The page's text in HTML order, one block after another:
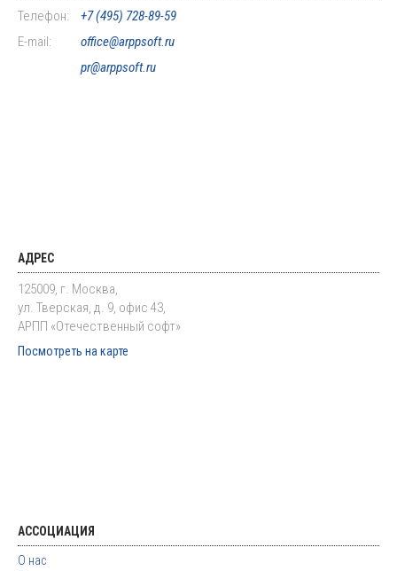
Телефон:
+7 (495) 728-89-59
E-mail:
office@arppsoft.ru
pr@arppsoft.ru
АДРЕС
125009, г. Москва,
ул. Тверская, д. 9, офис 43,
АРПП «Отечественный софт»
Посмотреть на карте
АССОЦИАЦИЯ
О нас